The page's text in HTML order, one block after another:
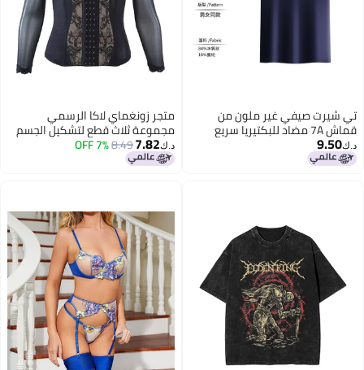
تي شيرت صيفي غير ملون من
قماش 7A مضاد للبكتيريا سريع
الجفاف من حرير الأكسجين الجليدي،
مجموعة سويت شيرت، تي شيرت
د.ك‏9.50
متجر زونغماي لاكا الرسمي
مجموعة ثلاث قطع لتشكيل الجسم
الداخلية الجميلة حقًا
د.ك‏7.82
8.49
7% OFF